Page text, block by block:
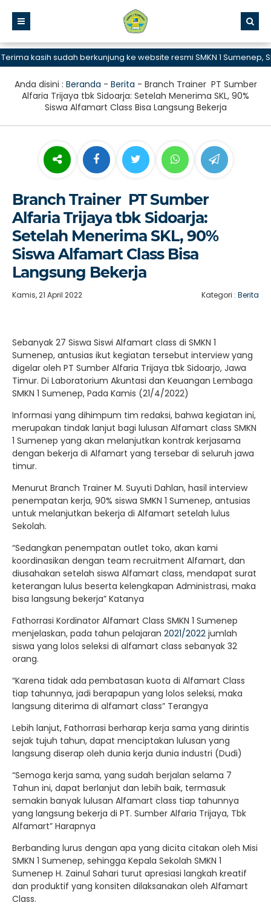
kasih sudah berkunjung ke website resmi SMKN 1 Sumenep,
Anda disini : Beranda - Berita - Branch Trainer PT Sumber
Alfaria Trijaya tbk Sidoarja: Setelah Menerima SKL, 90%
Siswa Alfamart Class Bisa Langsung Bekerja
Branch Trainer PT Sumber
Alfaria Trijaya tbk Sidoarja:
Setelah Menerima SKL, 90%
Siswa Alfamart Class Bisa
Langsung Bekerja
Kamis, 21 April 2022 Kategori : Berita
Sebanyak 27 Siswa Siswi Alfamart class di SMKN 1
Sumenep, antusias ikut kegiatan tersebut interview yang
digelar oleh PT Sumber Alfaria Trijaya tbk Sidoarjo, Jawa
Timur. Di Laboratorium Akuntasi dan Keuangan Lembaga
SMKN 1 Sumenep, Pada Kamis (21/4/2022)
Informasi yang dihimpum tim redaksi, bahwa kegiatan ini,
merupakan tindak lanjut bagi lulusan Alfamart class SMKN
1 Sumenep yang akan melanjutkan kontrak kerjasama
dengan bekerja di Alfamart yang tersebar di seluruh jawa
timur.
Menurut Branch Trainer M. Suyuti Dahlan, hasil interview
penempatan kerja, 90% siswa SMKN 1 Sumenep, antusias
untuk melanjutkan bekerja di Alfamart setelah lulus
Sekolah.
“Sedangkan penempatan outlet toko, akan kami
koordinasikan dengan team recruitment Alfamart, dan
diusahakan setelah siswa Alfamart class, mendapat surat
keterangan lulus beserta kelengkapan Administrasi, maka
bisa langsung bekerja” Katanya
Fathorrasi Kordinator Alfamart Class SMKN 1 Sumenep
menjelaskan, pada tahun pelajaran 2021/2022 jumlah
siswa yang lolos seleksi di alfamart class sebanyak 32
orang.
“Karena tidak ada pembatasan kuota di Alfamart Class
tiap tahunnya, jadi berapapun yang lolos seleksi, maka
langsung diterima di alfamart class” Terangya
Lebih lanjut, Fathorrasi berharap kerja sama yang dirintis
sejak tujuh tahun, dapat menciptakan lulusan yang
langsung diserap oleh dunia kerja dunia industri (Dudi)
“Semoga kerja sama, yang sudah berjalan selama 7
Tahun ini, dapat berlanjut dan lebih baik, termasuk
semakin banyak lulusan Alfamart class tiap tahunnya
yang langsung bekerja di PT. Sumber Alfaria Trijaya, Tbk
Alfamart” Harapnya
Berbanding lurus dengan apa yang dicita citakan oleh Misi
SMKN 1 Sumenep, sehingga Kepala Sekolah SMKN 1
Sumenep H. Zainul Sahari turut apresiasi langkah kreatif
dan produktif yang konsiten dilaksanakan oleh Alfamart
Class.